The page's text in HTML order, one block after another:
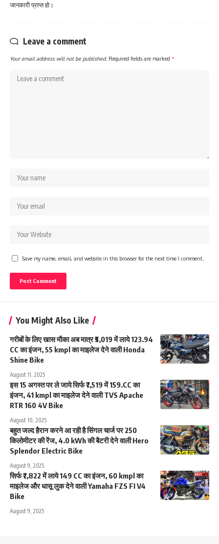
जानकारी प्राप्त हो।
Leave a comment
Your email address will not be published. Required fields are marked *
Save my name, email, and website in this browser for the next time I comment.
You Might Also Like
गरीबों के लिए खास मौका अब मात्र ₹5,019 में लाये 123.94
CC का इंजन, 55 kmpl का माइलेज देने वाली Honda
Shine Bike
August 11, 2025
इस 15 अगस्त पर ले जाये सिर्फ ₹7,519 में 159.CC का
इंजन, 41 kmpl का माइलेज देने वाली TVS Apache
RTR 160 4V Bike
August 10, 2025
बहुत जल्द हैरान करने आ रही है सिंगल चार्ज पर 250
किलोमीटर की रेंज, 4.0 kWh की बैटरी देने वाली Hero
Splendor Electric Bike
August 9, 2025
सिर्फ ₹7,822 में लाये 149 CC का इंजन, 60 kmpl का
माइलेज और धासू लुक देने वाली Yamaha FZS FI V4
Bike
August 9, 2025